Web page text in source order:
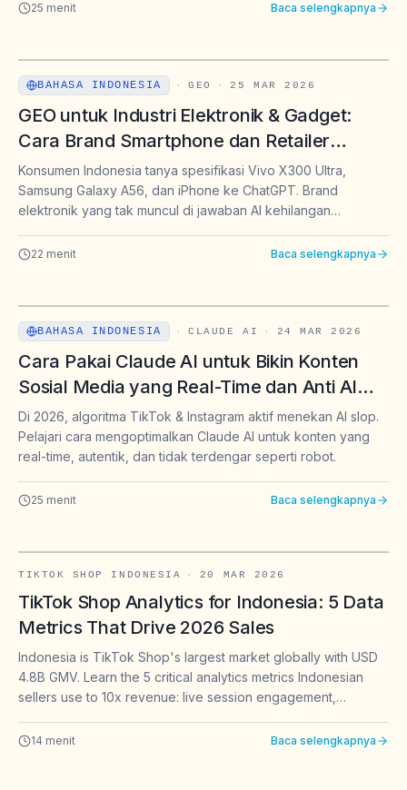
25 menit Baca selengkapnya
BAHASA INDONESIA · GEO · 25 MAR 2026
GEO untuk Industri Elektronik & Gadget:
Cara Brand Smartphone dan Retailer
Menangkan AI Search Sebelum Kompetitor
di 2026
Konsumen Indonesia tanya spesifikasi Vivo X300 Ultra,
Samsung Galaxy A56, dan iPhone ke ChatGPT. Brand
elektronik yang tak muncul di jawaban AI kehilangan
22 menit Baca selengkapnya
BAHASA INDONESIA · CLAUDE AI · 24 MAR 2026
Cara Pakai Claude AI untuk Bikin Konten
Sosial Media yang Real-Time dan Anti AI
Slop di 2026: Panduan Lengkap untuk
Brand & Creator Indonesia
Di 2026, algoritma TikTok & Instagram aktif menekan AI slop.
Pelajari cara mengoptimalkan Claude AI untuk konten yang
real-time, autentik, dan tidak terdengar seperti robot.
25 menit Baca selengkapnya
TIKTOK SHOP INDONESIA · 20 MAR 2026
TikTok Shop Analytics for Indonesia: 5 Data
Metrics That Drive 2026 Sales
Indonesia is TikTok Shop's largest market globally with USD
4.8B GMV. Learn the 5 critical analytics metrics Indonesian
sellers use to 10x revenue: live session engagement,
competitive benchmarking.
14 menit Baca selengkapnya